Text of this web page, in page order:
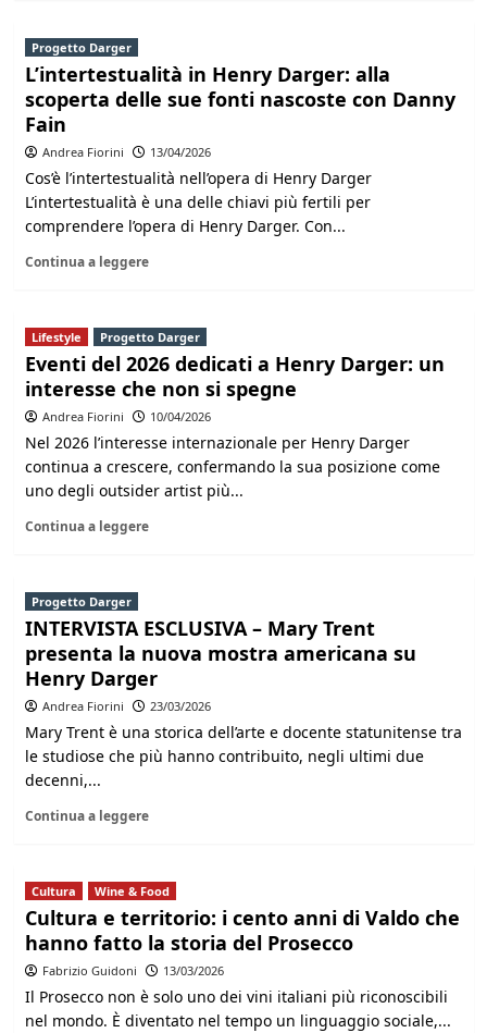
Progetto Darger
L’intertestualità in Henry Darger: alla
scoperta delle sue fonti nascoste con Danny
Fain
Andrea Fiorini 13/04/2026
Cos’è l’intertestualità nell’opera di Henry Darger
L’intertestualità è una delle chiavi più fertili per
comprendere l’opera di Henry Darger. Con...
Continua a leggere
Lifestyle Progetto Darger
Eventi del 2026 dedicati a Henry Darger: un
interesse che non si spegne
Andrea Fiorini 10/04/2026
Nel 2026 l’interesse internazionale per Henry Darger
continua a crescere, confermando la sua posizione come
uno degli outsider artist più...
Continua a leggere
Progetto Darger
INTERVISTA ESCLUSIVA – Mary Trent
presenta la nuova mostra americana su
Henry Darger
Andrea Fiorini 23/03/2026
Mary Trent è una storica dell’arte e docente statunitense tra
le studiose che più hanno contribuito, negli ultimi due
decenni,...
Continua a leggere
Cultura Wine & Food
Cultura e territorio: i cento anni di Valdo che
hanno fatto la storia del Prosecco
Fabrizio Guidoni 13/03/2026
Il Prosecco non è solo uno dei vini italiani più riconoscibili
nel mondo. È diventato nel tempo un linguaggio sociale,...